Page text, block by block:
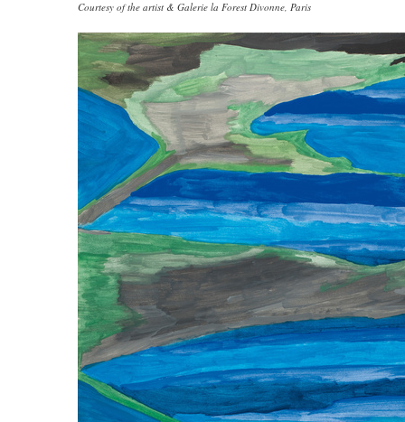
Courtesy of the artist & Galerie la Forest Divonne, Paris